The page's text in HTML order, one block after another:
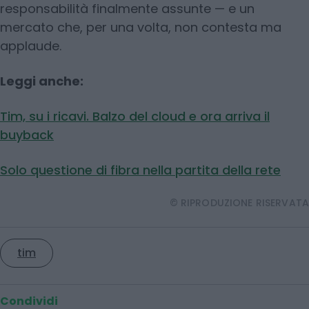
responsabilità finalmente assunte — e un
mercato che, per una volta, non contesta ma
applaude.
Leggi anche:
Tim, su i ricavi. Balzo del cloud e ora arriva il
buyback
Solo questione di fibra nella partita della rete
© RIPRODUZIONE RISERVATA
tim
Condividi